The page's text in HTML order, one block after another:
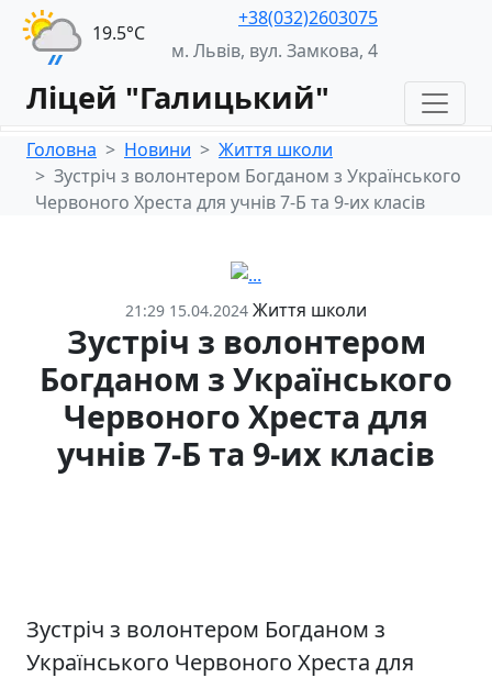
19.5°С
+38(032)2603075
м. Львів, вул. Замкова, 4
Ліцей "Галицький"
Головна Новини
Життя школи
Зустріч з волонтером Богданом з Українського
Червоного Хреста для учнів 7-Б та 9-их класів
21:29 15.04.2024 Життя школи
Зустріч з волонтером
Богданом з Українського
Червоного Хреста для
учнів 7-Б та 9-их класів
Зустріч з волонтером Богданом з
Українського Червоного Хреста для